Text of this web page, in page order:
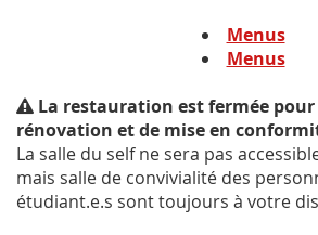
Menus
Menus
La restauration est fermée
rénovation et de mise en
La salle du self ne sera pas
mais salle de convivialité des
étudiant.e.s sont toujours à votre